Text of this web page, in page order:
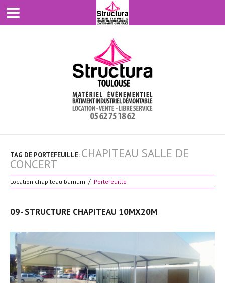
TAG DE PORTEFEUILLE: CHAPITEAU SALLE DE
CONCERT
Location chapiteau barnum Portefeuille
09- STRUCTURE CHAPITEAU 10MX20M